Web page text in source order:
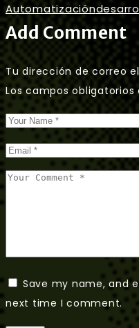
Automatización
Add Comment
Tu dirección de correo
Los campos
Save my name, and
next time I comment.